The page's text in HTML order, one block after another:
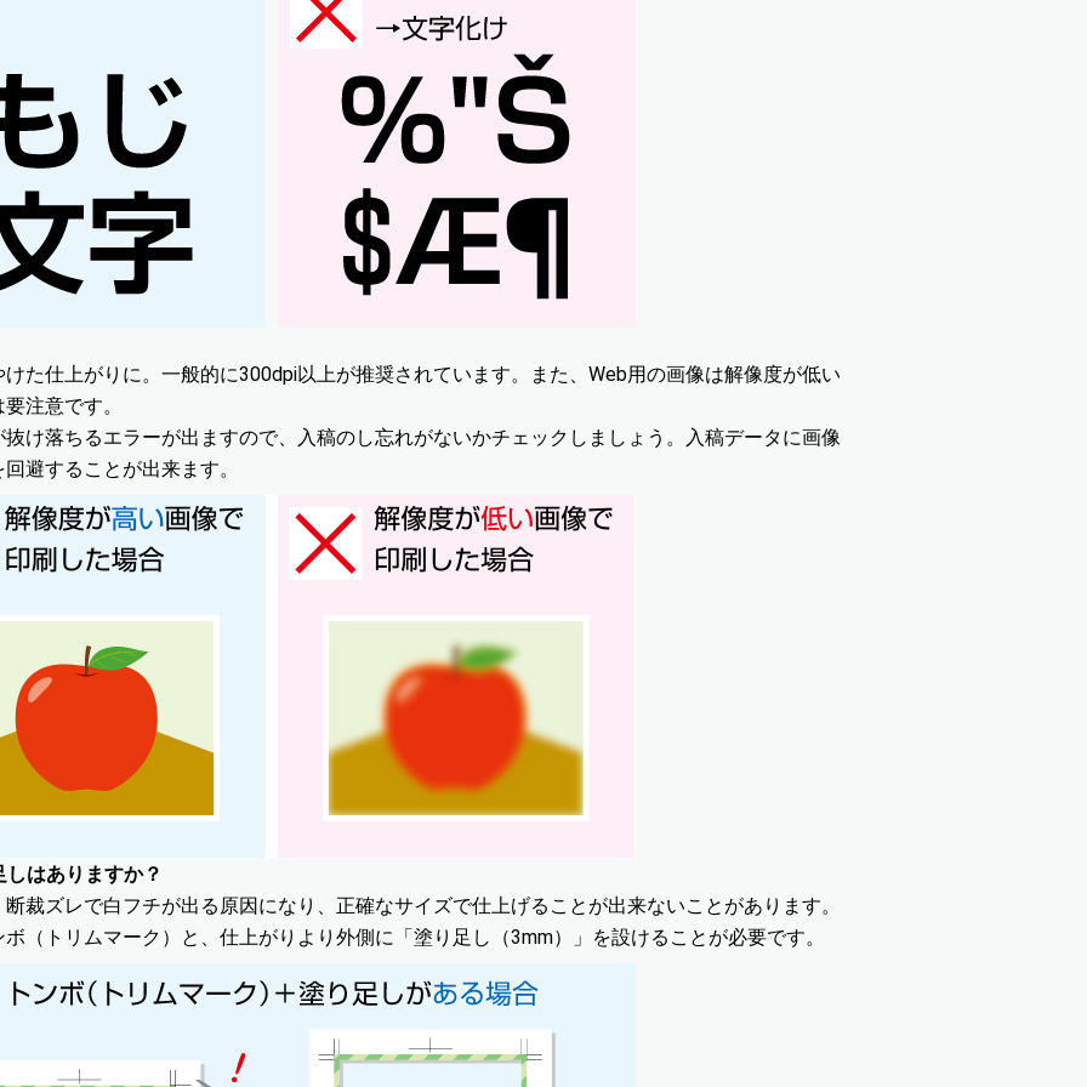
た仕上がりに。一般的に300dpi以上が推奨されています。また、Web用の画像は解像度が低い
注意です。
け落ちるエラーが出ますので、入稿のし忘れがないかチェックしましょう。入稿データに画像
避することが出来ます。
はありますか？
裁ズレで白フチが出る原因になり、正確なサイズで仕上げることが出来ないことがあります。
（トリムマーク）と、仕上がりより外側に「塗り足し（3mm）」を設けることが必要です。